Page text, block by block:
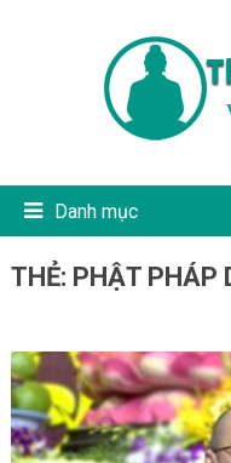
Danh mục
THẺ: PHẬT PHÁP